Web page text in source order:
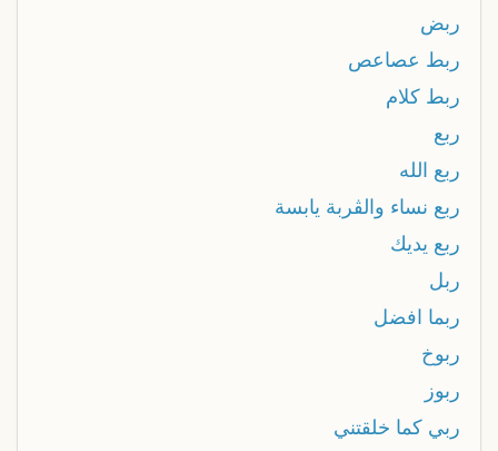
ربض
ربط عصاعص
ربط كلام
ربع
ربع الله
ربع نساء والڨربة يابسة
ربع يديك
ربل
ربما افضل
ربوخ
ربوز
ربي كما خلقتني